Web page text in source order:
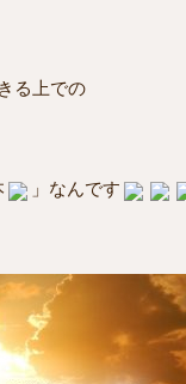
る上での
」なんです